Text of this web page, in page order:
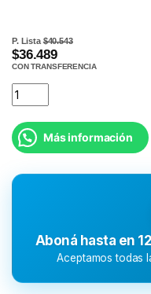
P. Lista$40.543
$36.489
CON TRANSFERENCIA
Más información
Aboná hasta en
Aceptamos todas